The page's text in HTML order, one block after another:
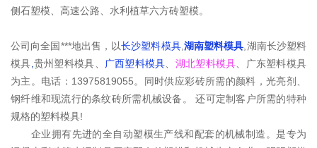
侧石塑模、高速公路、水利植草六方砖塑模。
公司向全国***地出售，以长沙塑料模具,湖南塑料模具,湖南长沙塑料
模具,贵州塑料模具、 广西塑料模具、 湖北塑料模具、广东塑料模具
为主。电话：13975819055。同时供应彩砖所需的颜料，光亮剂、
钢纤维和现流行的条纹砖所需机械设备。 还可定制客户所需的特种
规格的塑料模具!
企业拥有先进的全自动塑模生产线和配套的机械制造。是专为